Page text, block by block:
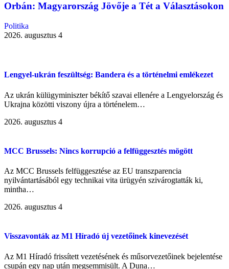
Orbán: Magyarország Jövője a Tét a Választásokon
Politika
2026. augusztus 4
Lengyel-ukrán feszültség: Bandera és a történelmi emlékezet
Az ukrán külügyminiszter békítő szavai ellenére a Lengyelország és
Ukrajna közötti viszony újra a történelem…
2026. augusztus 4
MCC Brussels: Nincs korrupció a felfüggesztés mögött
Az MCC Brussels felfüggesztése az EU transzparencia
nyilvántartásából egy technikai vita ürügyén szivárogtatták ki,
mintha…
2026. augusztus 4
Visszavonták az M1 Híradó új vezetőinek kinevezését
Az M1 Híradó frissített vezetésének és műsorvezetőinek bejelentése
csupán egy nap után megsemmisült. A Duna…